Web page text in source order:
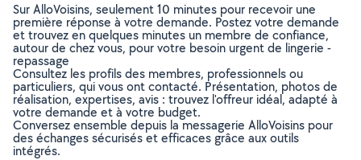
Sur AlloVoisins, seulement 10 minutes pour recevoir une
première réponse à votre demande. Postez votre demande
et trouvez en quelques minutes un membre de confiance,
autour de chez vous, pour votre besoin urgent de lingerie -
repassage
Consultez les profils des membres, professionnels ou
particuliers, qui vous ont contacté. Présentation, photos de
réalisation, expertises, avis : trouvez l'offreur idéal, adapté à
votre demande et à votre budget.
Conversez ensemble depuis la messagerie AlloVoisins pour
des échanges sécurisés et efficaces grâce aux outils
intégrés.